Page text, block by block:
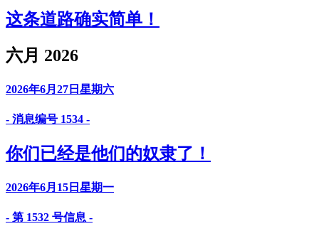
这条道路确实简单！
六月 2026
2026年6月27日星期六
- 消息编号 1534 -
你们已经是他们的奴隶了！
2026年6月15日星期一
- 第 1532 号信息 -